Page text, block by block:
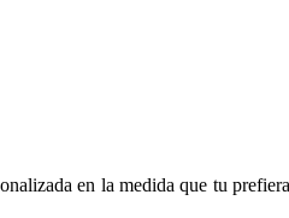
en la medida que tu